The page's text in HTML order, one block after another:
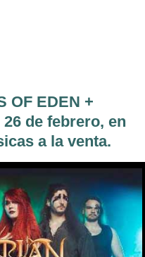
OF EDEN +
de febrero, en
a la venta.